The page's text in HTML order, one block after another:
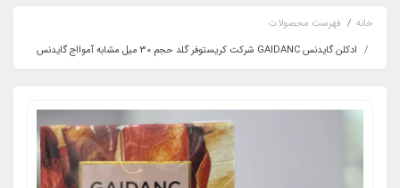
خانه
فهرست محصولات
ادکلن گایدنس GAIDANC شرکت کریستوفر گلد حجم 30 میل مشابه آموااج گایدنس